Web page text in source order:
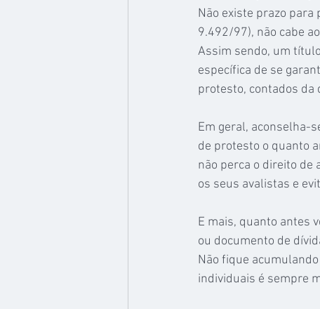
Não existe prazo para
9.492/97), não cabe
Assim sendo, um
específica de se
protesto, contados da
Em geral, aconselha-
de protesto o quanto
não perca o direito de
os seus avalistas e
E mais, quanto antes
ou documento de
Não fique
individuais é sempre